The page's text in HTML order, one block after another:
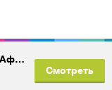
Выбирай: Места Рядом и Афиша
Смотреть